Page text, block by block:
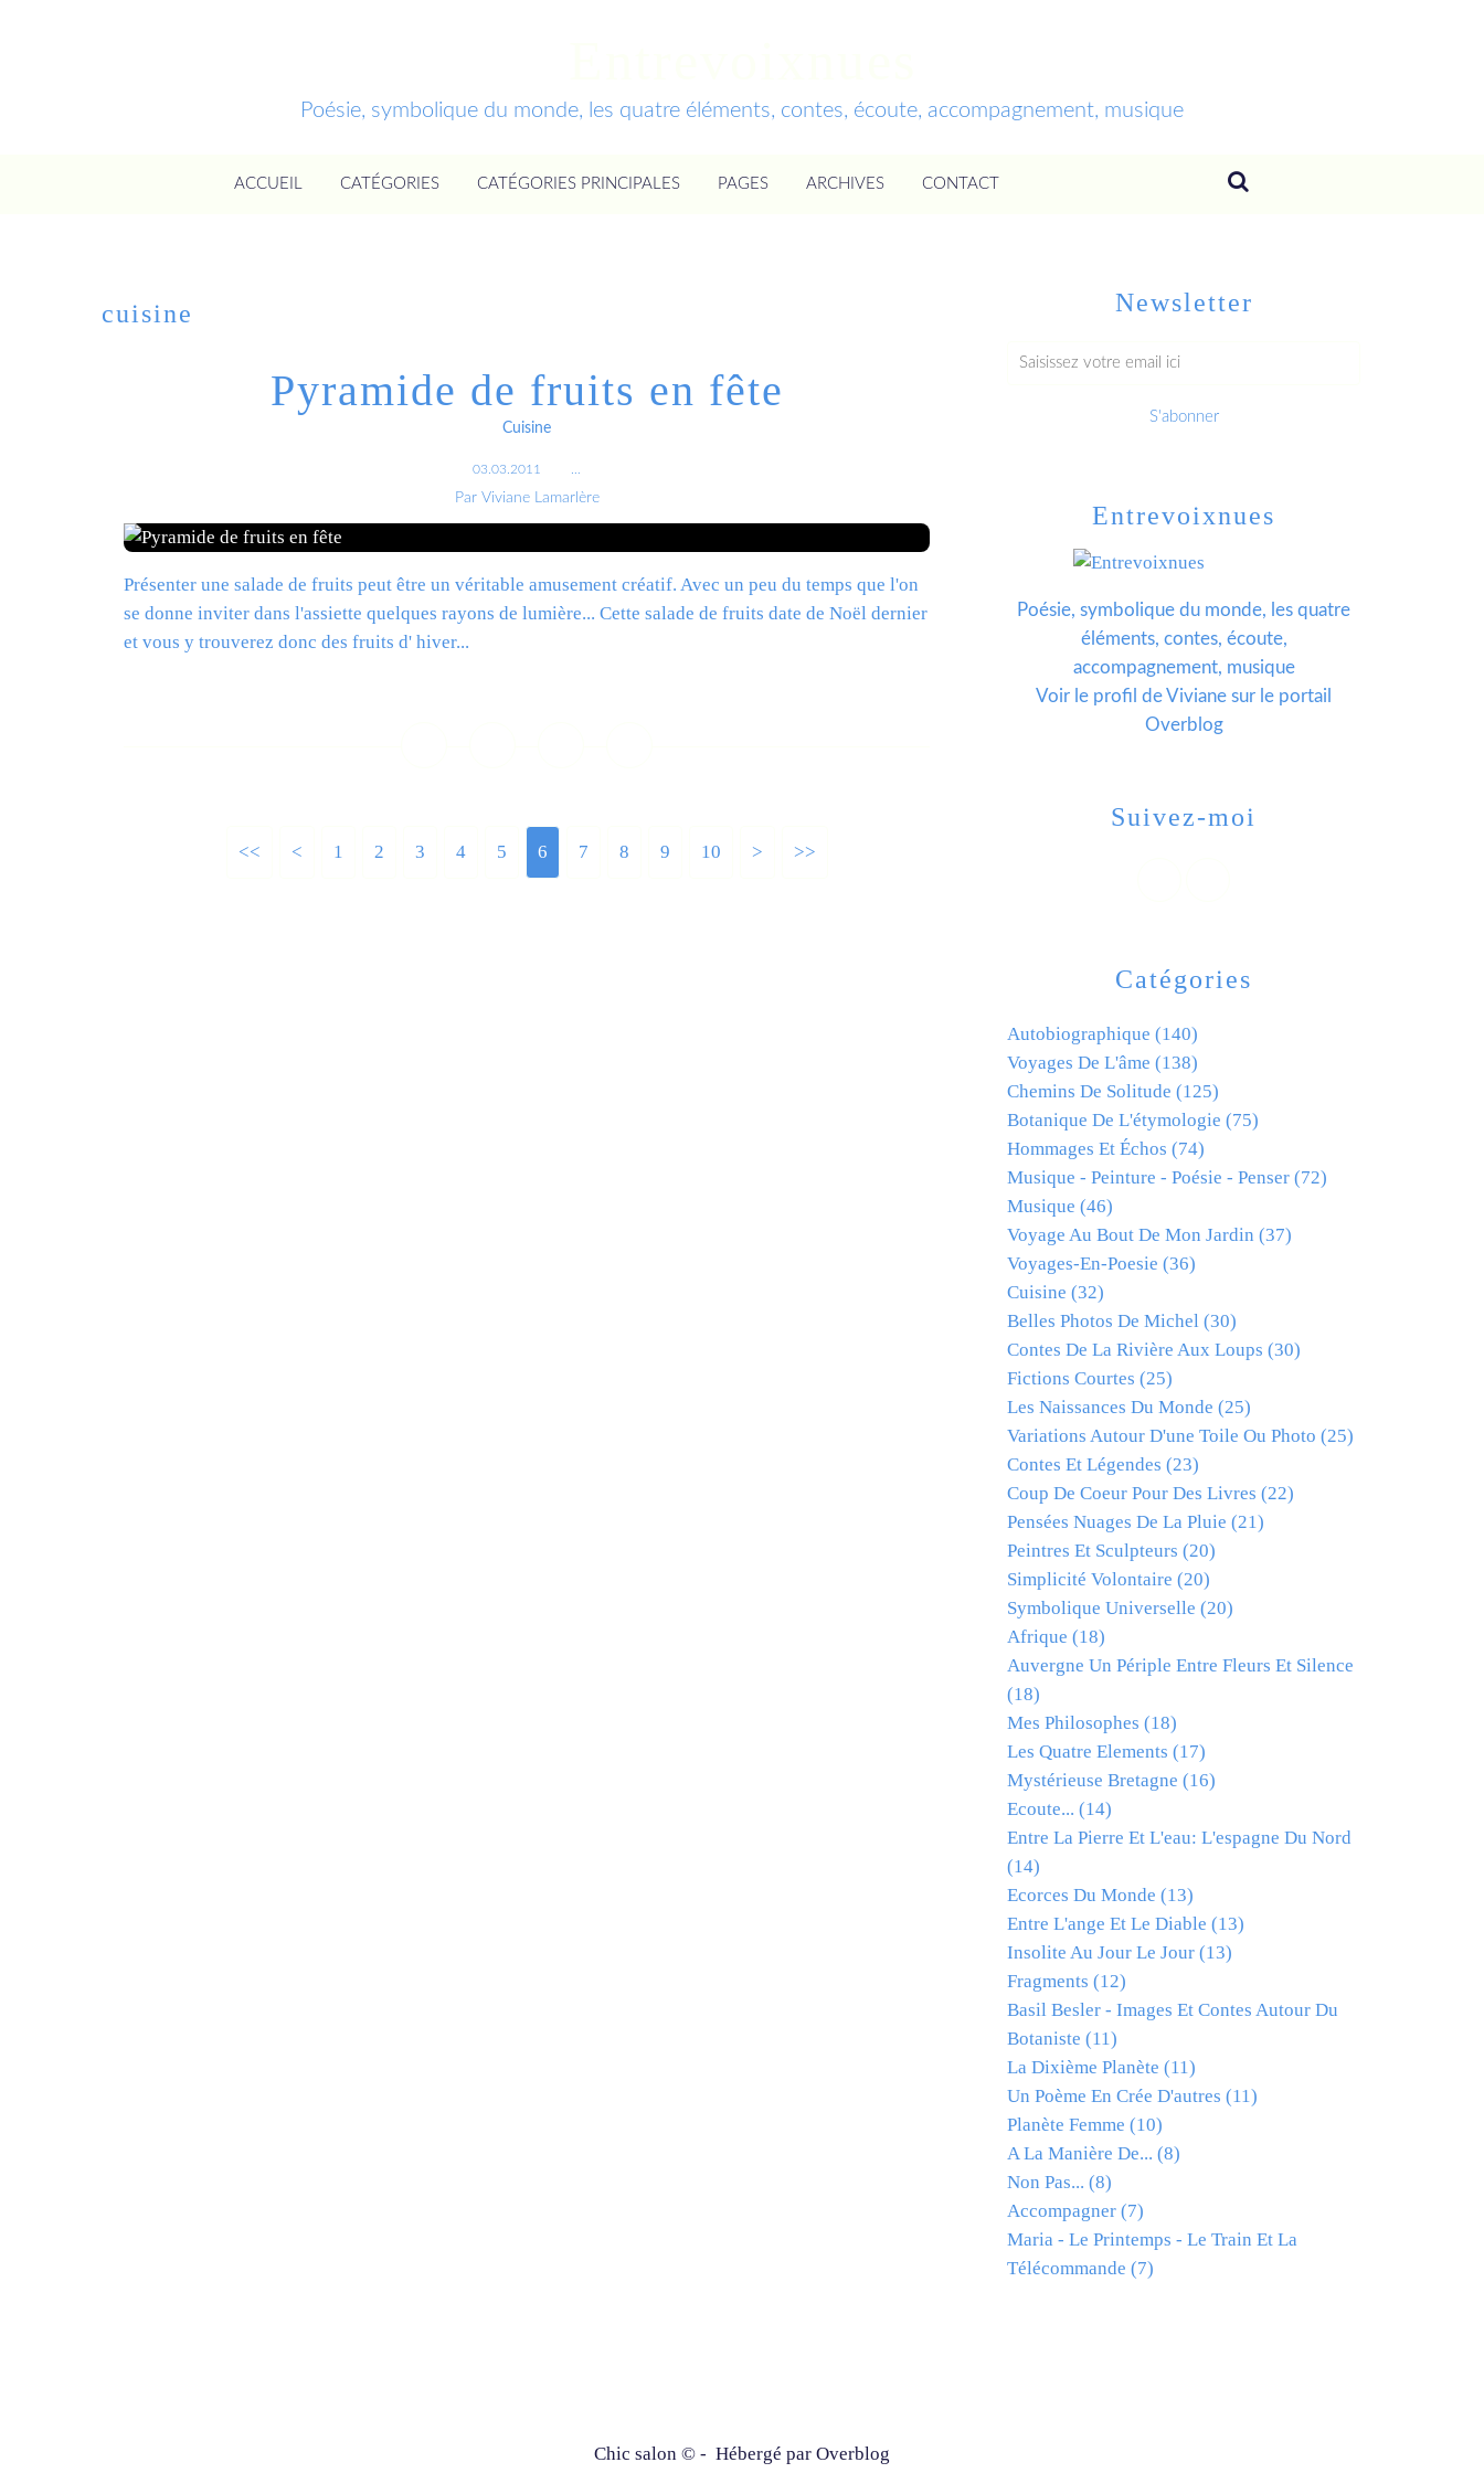
Poésie, symbolique du monde, les quatre éléments, contes, écoute, accompagnement, musique
ACCUEIL CATÉGORIES CATÉGORIES PRINCIPALES PAGES ARCHIVES CONTACT
cuisine
Pyramide de fruits en fête
Cuisine
03.03.2011
Par Viviane Lamarlère
Présenter une salade de fruits peut être un véritable amusement créatif. Avec un peu du temps que l'on
se donne inviter dans l'assiette quelques rayons de lumière... Cette salade de fruits date de Noël dernier
et vous y trouverez donc des fruits d' hiver...
<< < 1 2 3 4 5 6 7 8 9 10 20
30
> >>
Newsletter
Catégories
Autobiographique (140)
Voyages De L'âme (138)
Chemins De Solitude (125)
Botanique De L'étymologie (75)
Hommages Et Échos (74)
Musique - Peinture - Poésie - Penser (72)
Musique (46)
Voyage Au Bout De Mon Jardin (37)
Voyages-En-Poesie (36)
Cuisine (32)
Belles Photos De Michel (30)
Contes De La Rivière Aux Loups (30)
Fictions Courtes (25)
Les Naissances Du Monde (25)
Variations Autour D'une Toile Ou Photo (25)
Contes Et Légendes (23)
Coup De Coeur Pour Des Livres (22)
Pensées Nuages De La Pluie (21)
Peintres Et Sculpteurs (20)
Simplicité Volontaire (20)
Symbolique Universelle (20)
Afrique (18)
Auvergne Un Périple Entre Fleurs Et Silence
(18)
Mes Philosophes (18)
Les Quatre Elements (17)
Mystérieuse Bretagne (16)
Ecoute... (14)
Entre La Pierre Et L'eau: L'espagne Du Nord
(14)
Ecorces Du Monde (13)
Entre L'ange Et Le Diable (13)
Insolite Au Jour Le Jour (13)
Fragments (12)
Basil Besler - Images Et Contes Autour Du
Botaniste (11)
La Dixième Planète (11)
Un Poème En Crée D'autres (11)
Planète Femme (10)
A La Manière De... (8)
Non Pas... (8)
Accompagner (7)
Maria - Le Printemps - Le Train Et La
Télécommande (7)
Entrevoixnues
Poésie, symbolique du monde, les quatre
éléments, contes, écoute,
accompagnement, musique
Voir le profil deViviane sur le portail
Overblog
Suivez-moi
Chic salon © - Hébergé par Overblog